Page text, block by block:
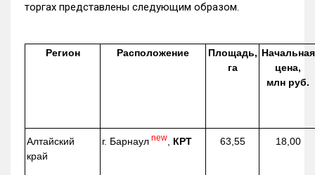
торгах представлены следующим образом.
Регион Расположение
Площадь,
га
Начальная
цена,
млн руб.
Алтайский
край
г. Барнаул new КРТ 63,55 18,00